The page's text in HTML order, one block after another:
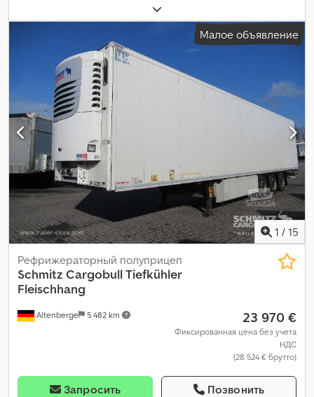
, ширина пространства для загрузки:
мм, высота грузового отсека:2 650 мм, объем грузового
, размер шины:385/55
, Год выпуска:2019, пробег:
Малое объявление
1 / 15
Altenberge 5 482 km
Рефрижераторный полуприцеп
Schmitz CargobullTiefkühler
Fleischhang
23 970 €
Фиксированная цена без учета
НДС
(28 524 € брутто)
Запросить Позвонить